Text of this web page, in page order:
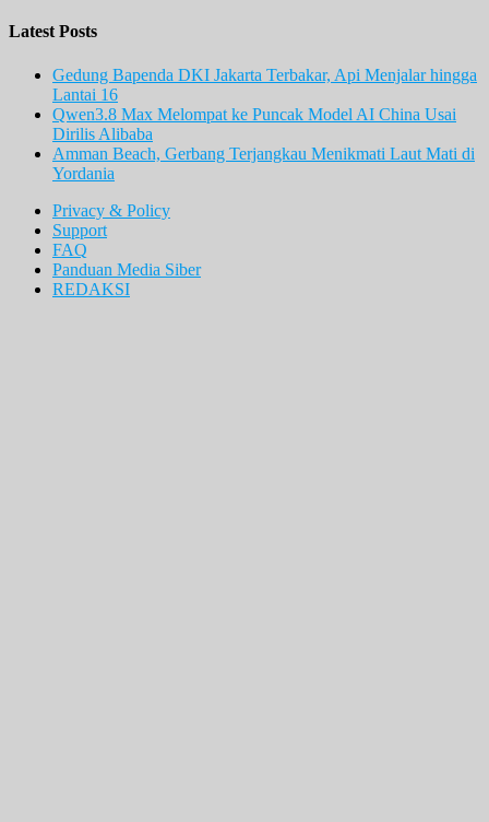
Latest Posts
Gedung Bapenda DKI Jakarta Terbakar, Api Menjalar hingga
Lantai 16
Qwen3.8 Max Melompat ke Puncak Model AI China Usai
Dirilis Alibaba
Amman Beach, Gerbang Terjangkau Menikmati Laut Mati di
Yordania
Privacy & Policy
Support
FAQ
Panduan Media Siber
REDAKSI